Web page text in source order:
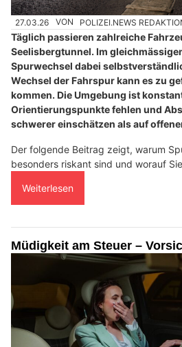
27.03.26 VON POLIZEI.NEWS
Täglich passieren zahlreiche
Seelisbergtunnel. Im
Spurwechsel dabei
Wechsel der Fahrspur kann es zu
kommen. Die Umgebung ist
Orientierungspunkte fehlen und
schwerer einschätzen als auf
Der folgende Beitrag zeigt, warum
besonders riskant sind und worauf
Weiterlesen
Müdigkeit am Steuer –